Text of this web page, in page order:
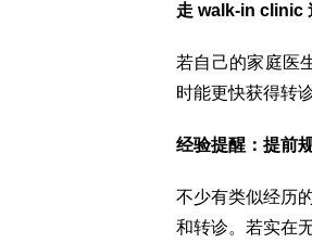
走 walk-in clinic
若自己的家庭医
时能更快获得转诊
经验提醒：提前
不少有类似经历
和转诊。若实在